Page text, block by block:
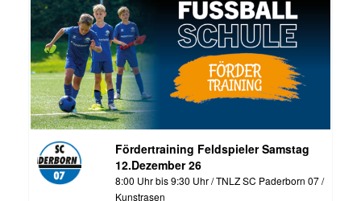
Fördertraining Feldspieler Samstag
12.Dezember 26
8:00 Uhr bis 9:30 Uhr / TNLZ SC Paderborn 07 /
Kunstrasen